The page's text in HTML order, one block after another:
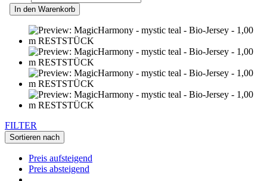
In den Warenkorb
FILTER
Sortieren nach
Preis aufsteigend
Preis absteigend